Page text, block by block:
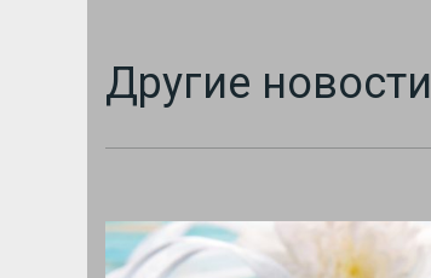
Другие новости